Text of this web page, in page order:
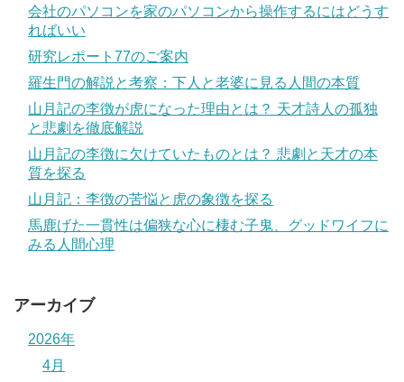
会社のパソコンを家のパソコンから操作するにはどうす
ればいい
研究レポート77のご案内
羅生門の解説と考察：下人と老婆に見る人間の本質
山月記の李徴が虎になった理由とは？ 天才詩人の孤独
と悲劇を徹底解説
山月記の李徴に欠けていたものとは？ 悲劇と天才の本
質を探る
山月記：李徴の苦悩と虎の象徴を探る
馬鹿げた一貫性は偏狭な心に棲む子鬼、グッドワイフに
みる人間心理
アーカイブ
2026年
4月